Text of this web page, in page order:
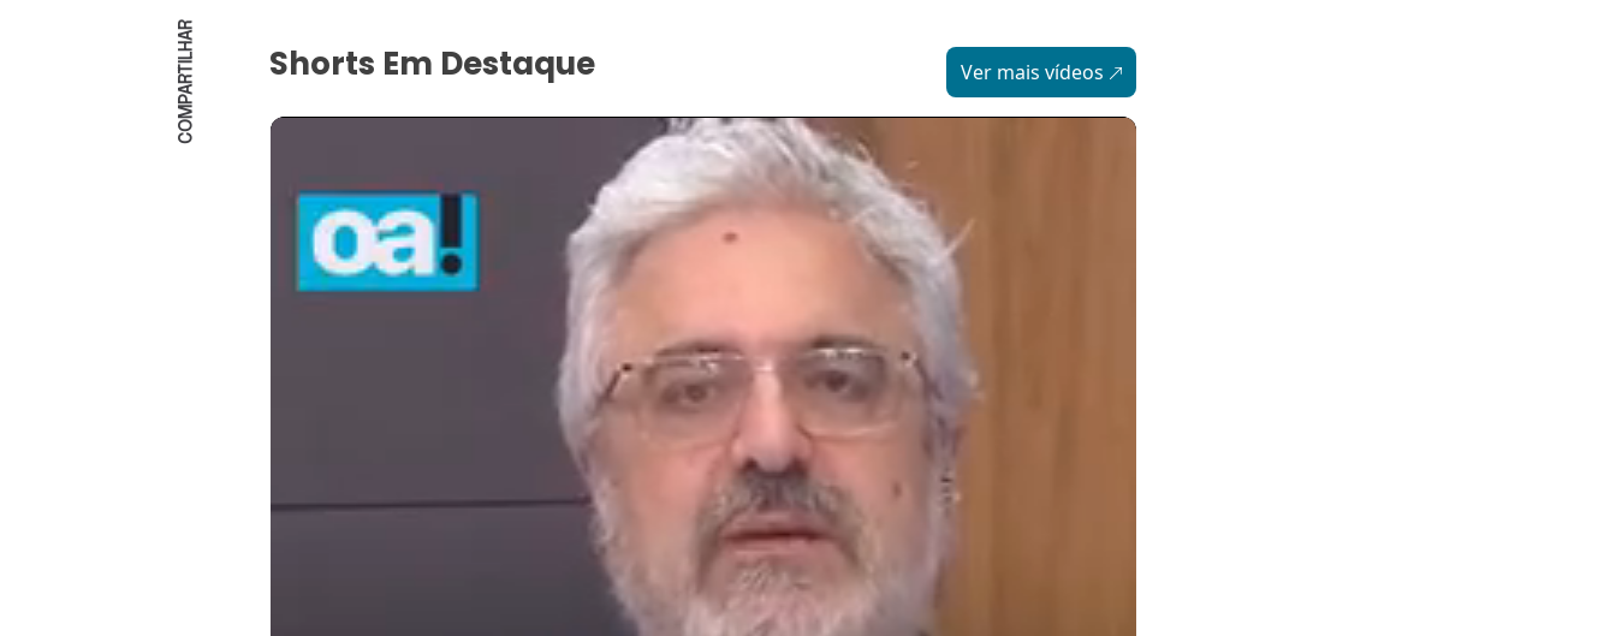
COMPARTILHAR Shorts Em Destaque Ver mais vídeos